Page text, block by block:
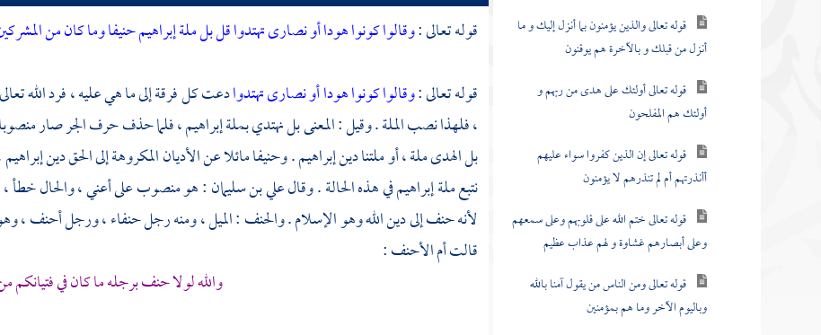
قوله تعالى والذين يؤمنون بما أنزل إليك و ما
أنزل من قبلك و بالآخرة هم يوقنون
قوله تعالى أولئك على هدى من ربهم و
أولئك هم المفلحون
قوله تعالى إن الذين كفروا سواء عليهم
أأنذرتهم أم لم تنذرهم لا يؤمنون
قوله تعالى ختم الله على قلوبهم وعلى سمعهم
وعلى أبصارهم غشاوة و لهم عذاب عظيم
قوله تعالى ومن الناس من يقول آمنا بالله
وباليوم الآخر وما هم بمؤمنين
قوله تعالى :وقالوا كونوا هودا أو نصارى تهتدوا قل بل ملة إبراهيم حنيفا وما كان من
قوله تعالى :وقالوا كونوا هودا أو نصارى تهتدوادعت كل فرقة إلى ما هي عليه ، فرد الله
، فلهذا نصب الملة . وقيل : المعنى بل نهتدي بملةإبراهيم، فلما حذف حرف الجر صار
بل الهدى ملة ، أو ملتنا دينإبراهيم. وحنيفا مائلا عن الأديان المكروهة إلى الحق دين
نتبع ملة إبراهيم في هذه الحالة . وقالعلي بن سليمان: هو منصوب على أعني ، والحال خطأ ،
لأنه حنف إلى دين الله وهو الإسلام . والحنف : الميل ، ومنه رجل حنفاء ، ورجل أحنف ،
قالتأم الأحنف:
والله لولا حنف برجله ما كان في فتيانكم